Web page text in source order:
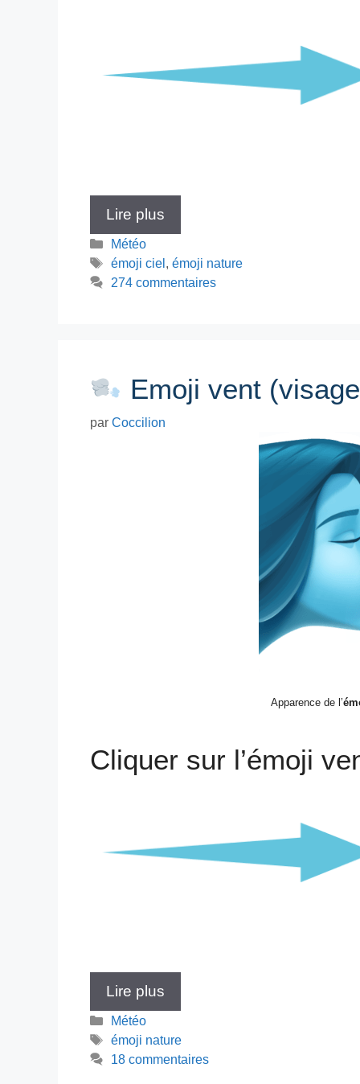
Lire plus
Catégories
Météo
Étiquettes
émoji ciel, émoji nature
274 commentaires
Emoji vent
par Coccilion
Apparence de l’
Cliquer sur l’émoji
Lire plus
Catégories
Météo
Étiquettes
émoji nature
18 commentaires